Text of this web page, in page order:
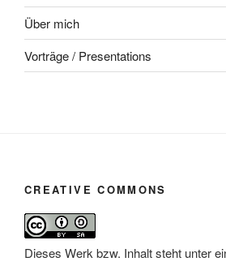
Über mich
Vorträge / Presentations
CREATIVE COMMONS
Dieses Werk bzw. Inhalt steht unter